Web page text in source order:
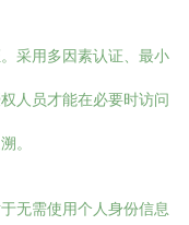
采用多因素认证、最小
人员才能在必要时访问
。
无需使用个人身份信息